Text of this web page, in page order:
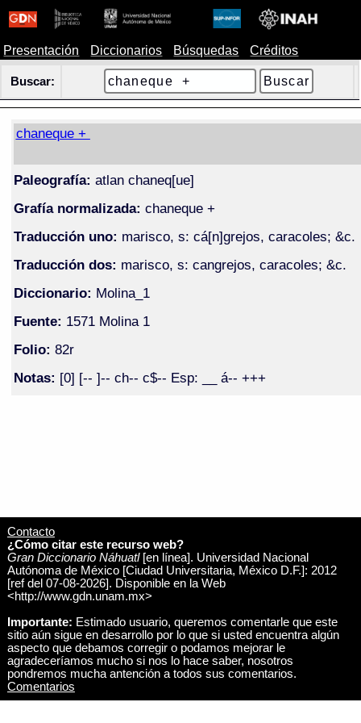
Presentación Diccionarios Búsquedas Créditos
Buscar:
chaneque +
Paleografía: atlan chaneq[ue]
Grafía normalizada: chaneque +
Traducción uno: marisco, s: cá[n]grejos, caracoles; &c.
Traducción dos: marisco, s: cangrejos, caracoles; &c.
Diccionario: Molina_1
Fuente: 1571 Molina 1
Folio: 82r
Notas: [0] [-- ]-- ch-- c$-- Esp: __ á-- +++
Contacto
¿Cómo citar este recurso web?
Gran Diccionario Náhuatl[en línea]. Universidad Nacional
Autónoma de México [Ciudad Universitaria, México D.F.]: 2012
[ref del 07-08-2026]. Disponible en la Web
<http://www.gdn.unam.mx>
Importante: Estimado usuario, queremos comentarle que este
sitio aún sigue en desarrollo por lo que si usted encuentra algún
aspecto que debamos corregir o podamos mejorar le
agradeceríamos mucho si nos lo hace saber, nosotros
pondremos mucha antención a todos sus comentarios.
Comentarios